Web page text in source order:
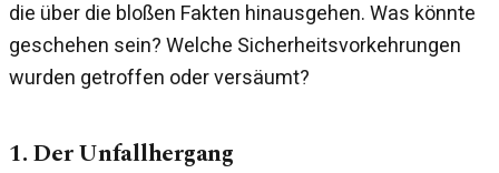
die über die bloßen Fakten hinausgehen. Was könnte
geschehen sein? Welche Sicherheitsvorkehrungen
wurden getroffen oder versäumt?
1. Der Unfallhergang